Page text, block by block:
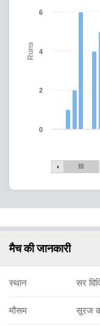
Runs
0
2
4
6
मैच की जानकारी
स्थान सर
मौसम सूरज